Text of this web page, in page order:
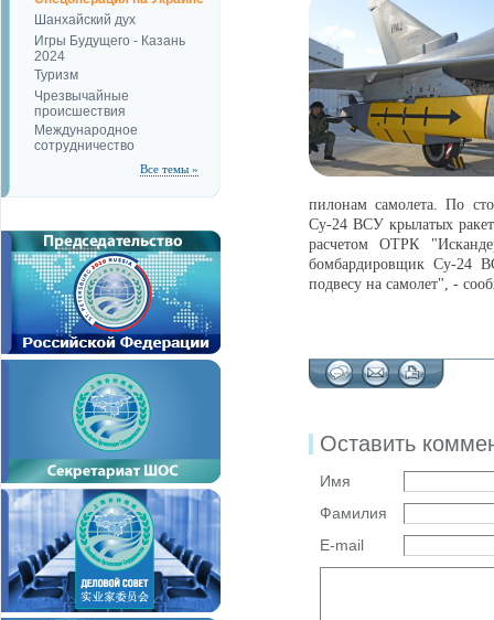
Шанхайский дух
Игры Будущего - Казань
2024
Туризм
Чрезвычайные
происшествия
Международное
сотрудничество
Все темы »
пилонам самолета. По
Су-24 ВСУ крылатых
расчетом ОТРК
бомбардировщик Су-24
подвесу на самолет", -
Оставить
Имя
Фамилия
E-mail